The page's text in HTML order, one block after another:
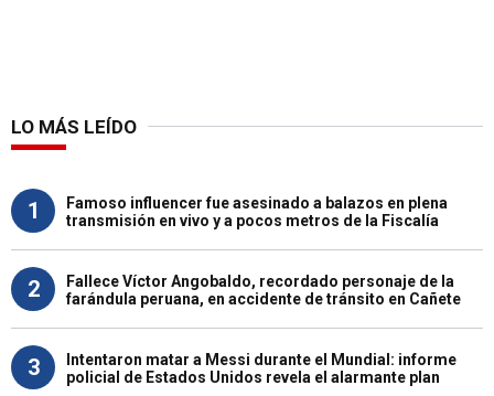
LO MÁS LEÍDO
1
Famoso influencer fue asesinado a balazos en plena
transmisión en vivo y a pocos metros de la Fiscalía
2
Fallece Víctor Angobaldo, recordado personaje de la
farándula peruana, en accidente de tránsito en Cañete
3
Intentaron matar a Messi durante el Mundial: informe
policial de Estados Unidos revela el alarmante plan